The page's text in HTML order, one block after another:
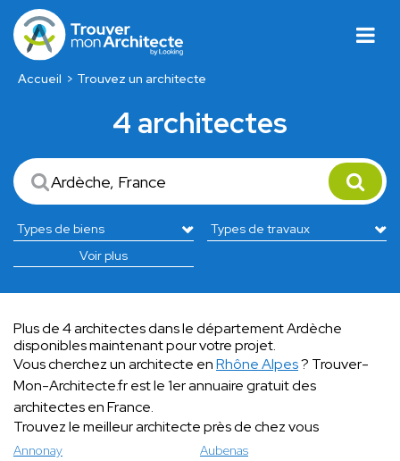
Accueil Trouvez un architecte
4 architectes
Voir plus
Plus de 4 architectes dans le département Ardèche
disponibles maintenant pour votre projet.
Vous cherchez un architecte enRhône Alpes? Trouver-
Mon-Architecte.fr est le 1er annuaire gratuit des
architectes en France.
Trouvez le meilleur architecte près de chez vous
Annonay
Aubenas